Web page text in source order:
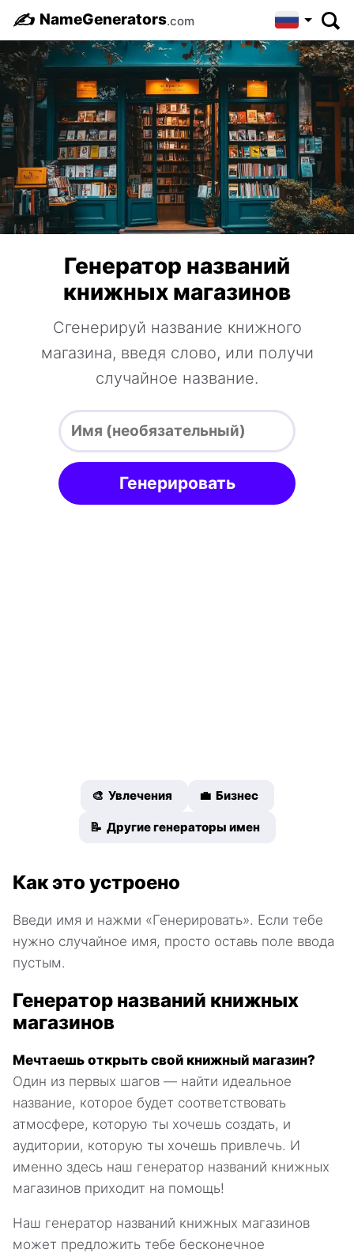
✍️ NameGenerators.com
Генератор названий
книжных магазинов
Сгенерируй название книжного
магазина, введя слово, или получи
случайное название.
Генерировать
🎨 Увлечения 💼 Бизнес
📝 Другие генераторы имен
Как это устроено
Введи имя и нажми «Генерировать». Если тебе
нужно случайное имя, просто оставь поле ввода
пустым.
Генератор названий книжных
магазинов
Мечтаешь открыть свой книжный магазин?
Один из первых шагов — найти идеальное
название, которое будет соответствовать
атмосфере, которую ты хочешь создать, и
аудитории, которую ты хочешь привлечь. И
именно здесь наш генератор названий книжных
магазинов приходит на помощь!
Наш генератор названий книжных магазинов
может предложить тебе бесконечное